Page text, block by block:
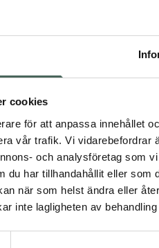
cookies
för att anpassa innehållet
vår trafik. Vi vidarebefordrar
och analysföretag som
du har tillhandahållit eller
när som helst ändra eller
inte lagligheten av
Smidig, lättöppnad
för mänMan
hårborttagning
Visa